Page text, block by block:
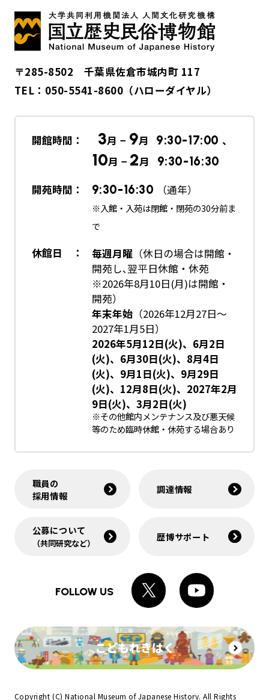
開館時間： 3月 − 9月 9:30-17:00 、
10月 − 2月
9:30-16:30
開苑時間：
9:30-16:30 （通年）
※入館・入苑は閉館・閉苑の30分前ま
で
休館日 ： 毎週月曜（休日の場合は開館・
開苑し､翌平日休館・休苑
※2026年8月10日(月)は開館・
開苑）
年末年始（2026年12月27日～
2027年1月5日）
2026年5月12日(火)、6月2日
(火)、6月30日(火)、8月4日
(火)、9月1日(火)、9月29日
(火)、12月8日(火)、2027年2月
9日(火)、3月2日(火)
※その他館内メンテナンス及び悪天候
等のため臨時休館・休苑する場合あり
職員の
採用情報
調達情報
公募について
（共同研究など）
歴博サポート
〒285-8502 千葉県佐倉市城内町 117
TEL： 050-5541-8600 （ハローダイヤル）
FOLLOW US
こどもれきはく
Copyright (C) National Museum of Japanese History. All Rights